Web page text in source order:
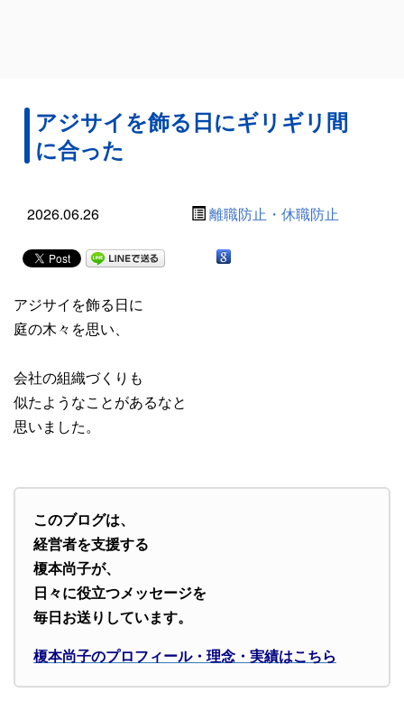
アジサイを飾る日にギリギリ間
に合った
2026.06.26 離職防止・休職防止
アジサイを飾る日に
庭の木々を思い、
会社の組織づくりも
似たようなことがあるなと
思いました。
このブログは、
経営者を支援する
榎本尚子が、
日々に役立つメッセージを
毎日お送りしています。
榎本尚子のプロフィール・理念・実績はこちら